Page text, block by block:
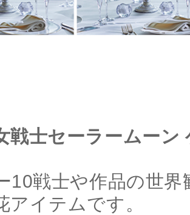
戦士セーラームーン
10戦士や作品の世
アイテムです。